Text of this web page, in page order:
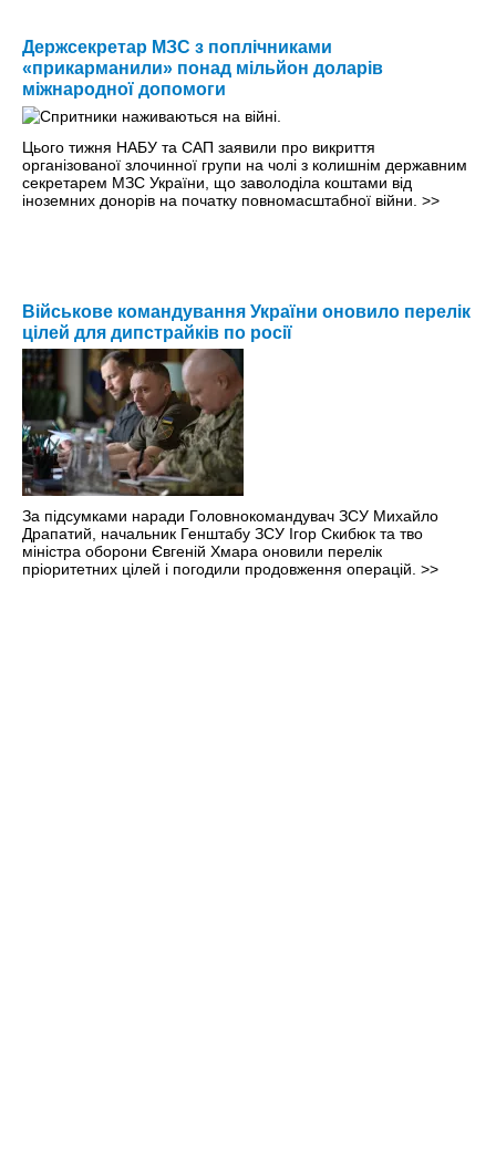
Держсекретар МЗС з поплічниками
«прикарманили» понад мільйон доларів
міжнародної допомоги
Цього тижня НАБУ та САП заявили про викриття
організованої злочинної групи на чолі з колишнім державним
секретарем МЗС України, що заволоділа коштами від
іноземних донорів на початку повномасштабної війни. >>
Військове командування України оновило перелік
цілей для дипстрайків по росії
За підсумками наради Головнокомандувач ЗСУ Михайло
Драпатий, начальник Генштабу ЗСУ Ігор Скибюк та тво
міністра оборони Євгеній Хмара оновили перелік
пріоритетних цілей і погодили продовження операцій. >>